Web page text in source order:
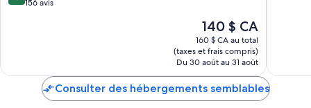
Une douche cascade, des articles de toilette gratuits et un séchoir à
Des téléviseurs à écran plat 100-cm comprenant des chaînes
spécialisées
Des coins salons séparés, des cuisines et des réfrigérateurs
sur 156 avis
Le
prix
est
de
140 $ CA
140 $ CA
160 $ CA au total
(taxes et frais compris)
Du 30 août au 31 août
Consulter des hébergements semblables